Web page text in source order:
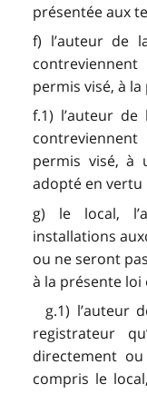
présentée aux
f) l’auteur de
permis visé, à
f.1) l’auteur
permis visé, à
adopté en vertu
g) le local,
installations
ou ne seront
à la présente loi
g.1) l’auteur
registrateur
directement
compris le